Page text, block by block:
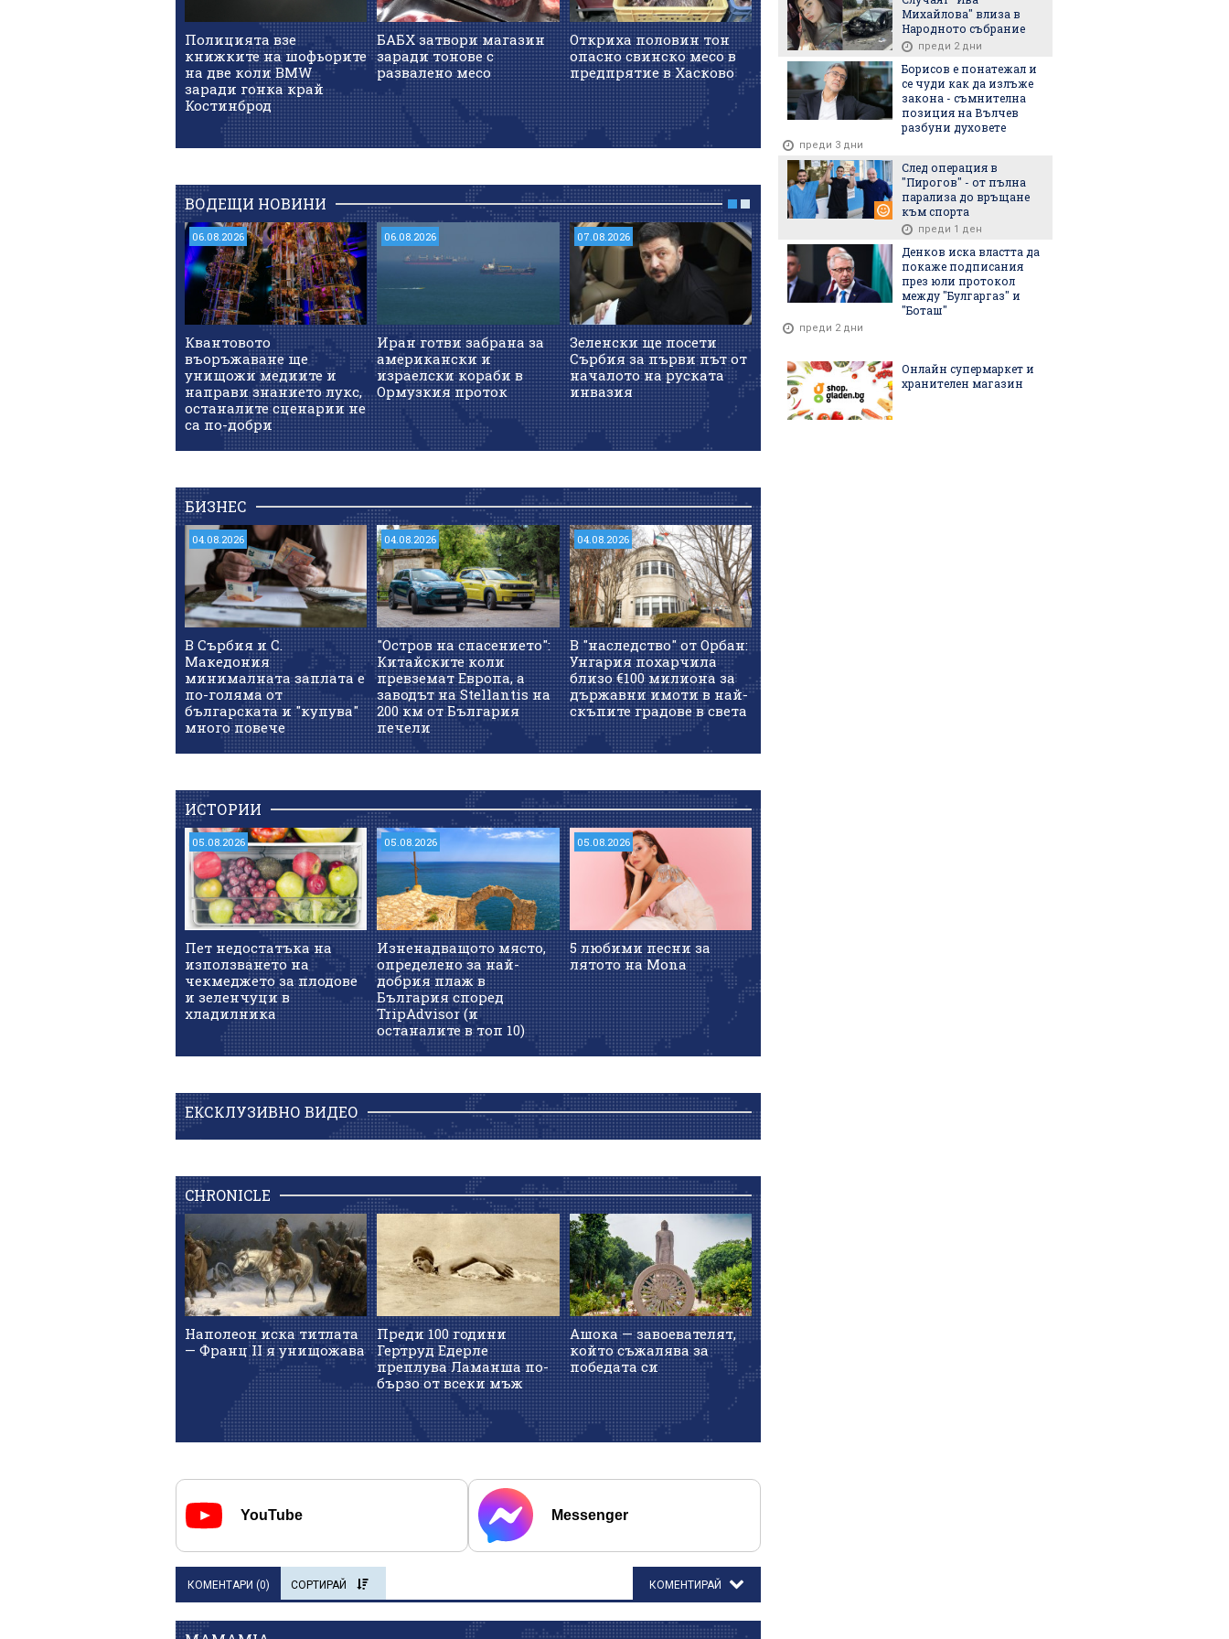
Полицията взе
книжките на шофьорите
на две коли BMW
заради гонка край
Костинброд
БАБХ затвори магазин
заради тонове с
развалено месо
Откриха половин тон
опасно свинско месо в
предпрятие в Хасково
БАБХ спря частично
работата на
месокомбинат в Свищов
"Икономическа
полиция" спря пускане
на пазара на 19 т
негодно за консумация
пилешко
ВОДЕЩИ НОВИНИ
06.08.2026
Квантовото
въоръжаване ще
унищожи медиите и
направи знанието лукс,
останалите сценарии не
са по-добри
06.08.2026
Иран готви забрана за
американски и
израелски кораби в
Ормузкия проток
07.08.2026
Зеленски ще посети
Сърбия за първи път от
началото на руската
инвазия
от щурма на Сеута?
06.08.2026
Предложиха още един
прокурор
БИЗНЕС
04.08.2026
В Сърбия и С.
Македония
минималната заплата е
по-голяма от
българската и "купува"
много повече
04.08.2026
"Остров на спасението":
Китайските коли
превземат Европа, а
заводът на Stellantis на
200 км от България
печели
04.08.2026
В "наследство" от Орбан:
Унгария похарчила
близо €100 милиона за
държавни имоти в най-
скъпите градове в света
ИСТОРИИ
05.08.2026
Пет недостатъка на
използването на
чекмеджето за плодове
и зеленчуци в
хладилника
05.08.2026
Изненадващото място,
определено за най-
добрия плаж в
България според
TripAdvisor (и
останалите в топ 10)
05.08.2026
5 любими песни за
лятото на Mona
ЕКСКЛУЗИВНО ВИДЕО
CHRONICLE
Наполеон иска титлата
— Франц II я унищожава
Преди 100 години
Гертруд Едерле
преплува Ламанша по-
бързо от всеки мъж
Ашока — завоевателят,
който съжалява за
победата си
YouTube Messenger
КОМЕНТАРИ (0) СОРТИРАЙ КОМЕНТИРАЙ
Михайлова" влиза в
Народното събрание
преди 2 дни
Борисов е понатежал и
се чуди как да излъже
закона - съмнителна
позиция на Вълчев
разбуни духовете
преди 3 дни
След операция в
"Пирогов" - от пълна
парализа до връщане
към спорта
преди 1 ден
Денков иска властта да
покаже подписания
през юли протокол
между "Булгаргаз" и
"Боташ"
преди 2 дни
Онлайн супермаркет и
хранителен магазин